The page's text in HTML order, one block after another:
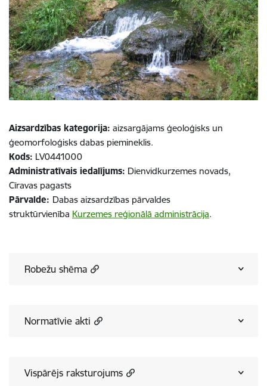
Aizsardzības kategorija: aizsargājams ģeoloģisks un
ģeomorfoloģisks dabas piemineklis.
Kods: LV0441000
Administratīvais iedalījums: Dienvidkurzemes novads,
Cīravas pagasts
Pārvalde: Dabas aizsardzības pārvaldes
struktūrvienība Kurzemes reģionālā administrācija.
Robežu shēma
Normatīvie akti
Vispārējs raksturojums